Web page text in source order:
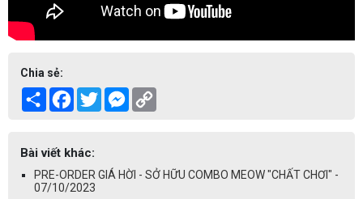
Chia sẻ:
Share Facebook
TwitterMessenger
Bài viết khác:
PRE-ORDER GIÁ HỜI - SỞ HỮU COMBO MEOW "CHẤT CHƠI" -
07/10/2023